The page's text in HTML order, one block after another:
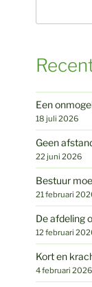
Een
18 juli 2026
Geen
22 juni 2026
Bestuur
21 februari
De afdeling
12 februari
Kort en
4 februari 2026